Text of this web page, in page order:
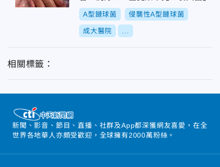
A型鏈球菌 侵襲性A型鏈球菌
成大醫院
相關標籤：
新聞、影音、節目、直播、社群及App都深獲網友喜愛，在全
世界各地華人亦頗受歡迎，全球擁有2000萬粉絲。